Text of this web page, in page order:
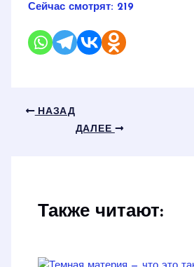
Сейчас смотрят: 219
НАЗАД
ДАЛЕЕ
Также читают: